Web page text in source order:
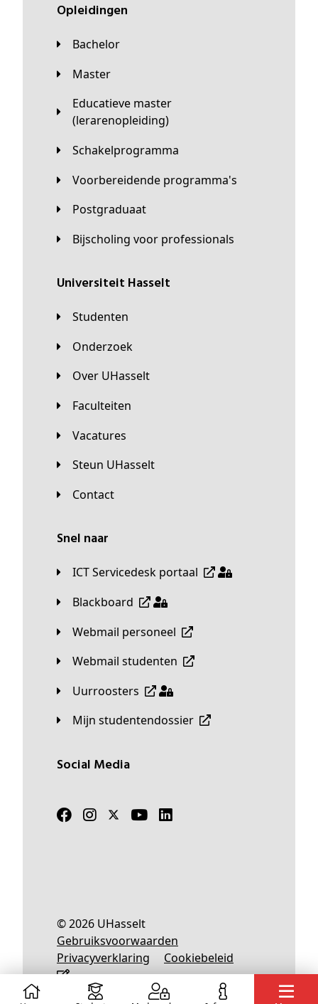
Opleidingen
Bachelor
Master
Educatieve master
(lerarenopleiding)
Schakelprogramma
Voorbereidende programma's
Postgraduaat
Bijscholing voor professionals
universiteit Hasselt
Studenten
Onderzoek
Over UHasselt
Faculteiten
Vacatures
Steun UHasselt
Contact
Snel naar
ICT Servicedesk portaal
Blackboard
Webmail personeel
Webmail studenten
Uurroosters
Mijn studentendossier
Social Media
© 2026 UHasselt
Gebruiksvoorwaarden
Privacyverklaring
Cookiebeleid